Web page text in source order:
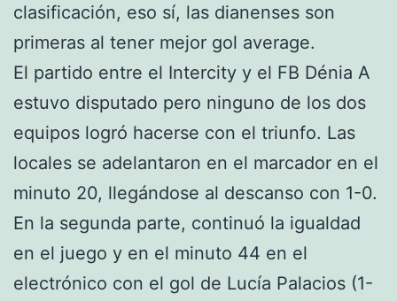
clasificación, eso sí, las dianenses son
primeras al tener mejor gol average.
El partido entre el Intercity y el FB Dénia A
estuvo disputado pero ninguno de los dos
equipos logró hacerse con el triunfo. Las
locales se adelantaron en el marcador en el
minuto 20, llegándose al descanso con 1-0.
En la segunda parte, continuó la igualdad
en el juego y en el minuto 44 en el
electrónico con el gol de Lucía Palacios (1-